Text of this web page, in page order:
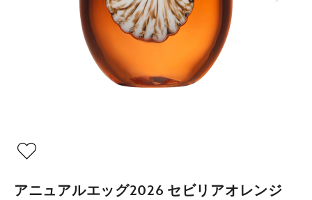
アニュアルエッグ2026 セビリアオレンジ